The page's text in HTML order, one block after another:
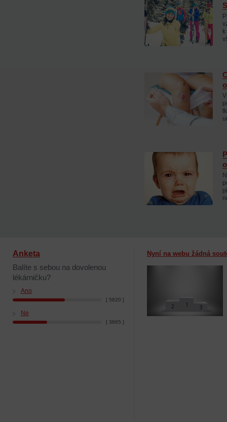
Anketa
Balíte s sebou na dovolenou
lékárničku?
Ano
[ 5820 ]
Ne
[ 3865 ]
Nyní na webu žádná